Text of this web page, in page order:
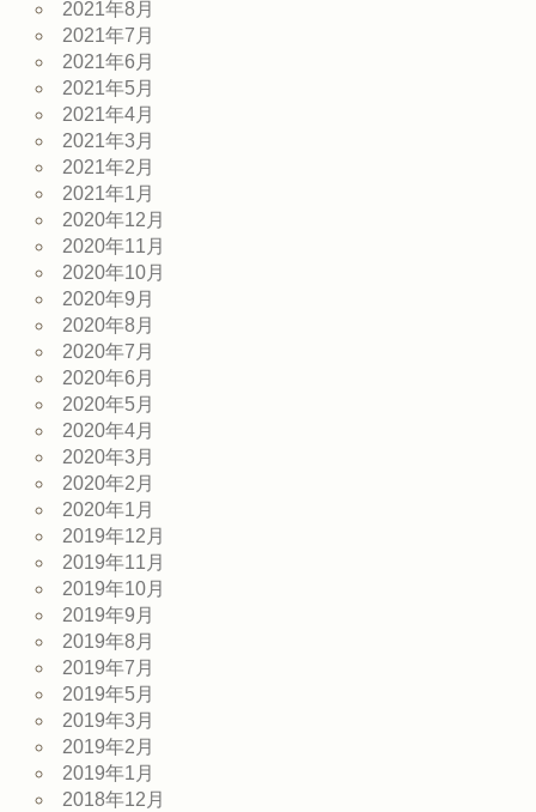
2021年8月
2021年7月
2021年6月
2021年5月
2021年4月
2021年3月
2021年2月
2021年1月
2020年12月
2020年11月
2020年10月
2020年9月
2020年8月
2020年7月
2020年6月
2020年5月
2020年4月
2020年3月
2020年2月
2020年1月
2019年12月
2019年11月
2019年10月
2019年9月
2019年8月
2019年7月
2019年5月
2019年3月
2019年2月
2019年1月
2018年12月